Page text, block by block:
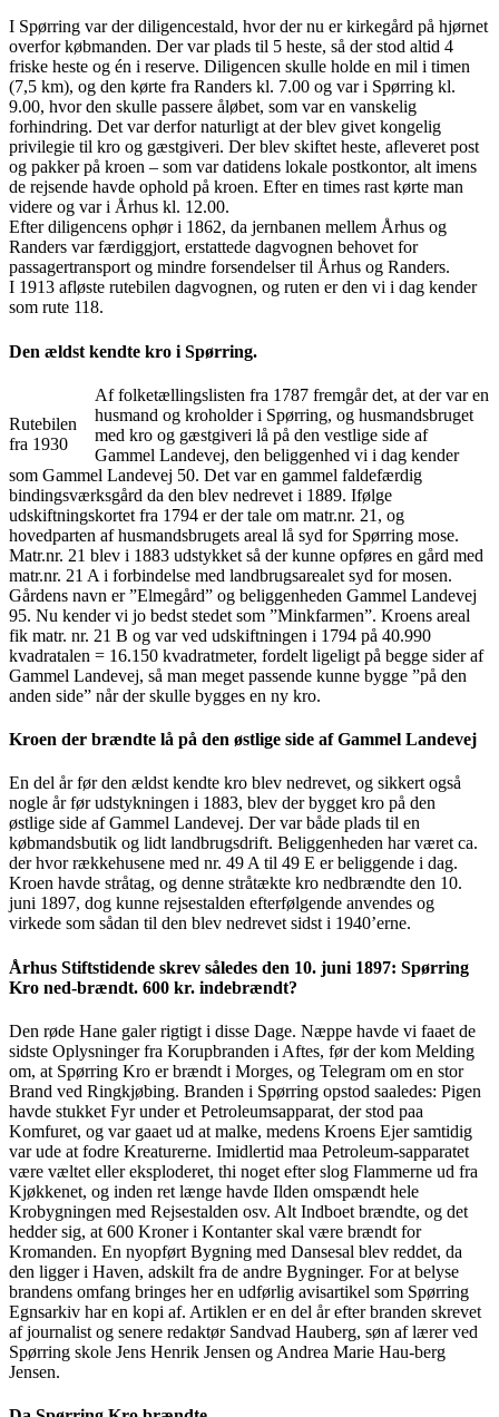
I Spørring var der diligencestald, hvor der nu er kirkegård på hjørnet
overfor købmanden. Der var plads til 5 heste, så der stod altid 4
friske heste og én i reserve. Diligencen skulle holde en mil i timen
(7,5 km), og den kørte fra Randers kl. 7.00 og var i Spørring kl.
9.00, hvor den skulle passere åløbet, som var en vanskelig
forhindring. Det var derfor naturligt at der blev givet kongelig
privilegie til kro og gæstgiveri. Der blev skiftet heste, afleveret post
og pakker på kroen – som var datidens lokale postkontor, alt imens
de rejsende havde ophold på kroen. Efter en times rast kørte man
videre og var i Århus kl. 12.00.
Efter diligencens ophør i 1862, da jernbanen mellem Århus og
Randers var færdiggjort, erstattede dagvognen behovet for
passagertransport og mindre forsendelser til Århus og Randers.
I 1913 afløste rutebilen dagvognen, og ruten er den vi i dag kender
som rute 118.
Den ældst kendte kro i Spørring.
Rutebilen
fra 1930
Af folketællingslisten fra 1787 fremgår det, at der var en
husmand og kroholder i Spørring, og husmandsbruget
med kro og gæstgiveri lå på den vestlige side af
Gammel Landevej, den beliggenhed vi i dag kender
som Gammel Landevej 50. Det var en gammel faldefærdig
bindingsværksgård da den blev nedrevet i 1889. Ifølge
udskiftningskortet fra 1794 er der tale om matr.nr. 21, og
hovedparten af husmandsbrugets areal lå syd for Spørring mose.
Matr.nr. 21 blev i 1883 udstykket så der kunne opføres en gård med
matr.nr. 21 A i forbindelse med landbrugsarealet syd for mosen.
Gårdens navn er ”Elmegård” og beliggenheden Gammel Landevej
95. Nu kender vi jo bedst stedet som ”Minkfarmen”. Kroens areal
fik matr. nr. 21 B og var ved udskiftningen i 1794 på 40.990
kvadratalen = 16.150 kvadratmeter, fordelt ligeligt på begge sider af
Gammel Landevej, så man meget passende kunne bygge ”på den
anden side” når der skulle bygges en ny kro.
Kroen der brændte lå på den østlige side af Gammel Landevej
En del år før den ældst kendte kro blev nedrevet, og sikkert også
nogle år før udstykningen i 1883, blev der bygget kro på den
østlige side af Gammel Landevej. Der var både plads til en
købmandsbutik og lidt landbrugsdrift. Beliggenheden har været ca.
der hvor rækkehusene med nr. 49 A til 49 E er beliggende i dag.
Kroen havde stråtag, og denne stråtækte kro nedbrændte den 10.
juni 1897, dog kunne rejsestalden efterfølgende anvendes og
virkede som sådan til den blev nedrevet sidst i 1940’erne.
Århus Stiftstidende skrev således den 10. juni 1897: Spørring
Kro ned-brændt. 600 kr. indebrændt?
Den røde Hane galer rigtigt i disse Dage. Næppe havde vi faaet de
sidste Oplysninger fra Korupbranden i Aftes, før der kom Melding
om, at Spørring Kro er brændt i Morges, og Telegram om en stor
Brand ved Ringkjøbing. Branden i Spørring opstod saaledes: Pigen
havde stukket Fyr under et Petroleumsapparat, der stod paa
Komfuret, og var gaaet ud at malke, medens Kroens Ejer samtidig
var ude at fodre Kreaturerne. Imidlertid maa Petroleum-sapparatet
være væltet eller eksploderet, thi noget efter slog Flammerne ud fra
Kjøkkenet, og inden ret længe havde Ilden omspændt hele
Krobygningen med Rejsestalden osv. Alt Indboet brændte, og det
hedder sig, at 600 Kroner i Kontanter skal være brændt for
Kromanden. En nyopført Bygning med Dansesal blev reddet, da
den ligger i Haven, adskilt fra de andre Bygninger. For at belyse
brandens omfang bringes her en udførlig avisartikel som Spørring
Egnsarkiv har en kopi af. Artiklen er en del år efter branden skrevet
af journalist og senere redaktør Sandvad Hauberg, søn af lærer ved
Spørring skole Jens Henrik Jensen og Andrea Marie Hau-berg
Jensen.